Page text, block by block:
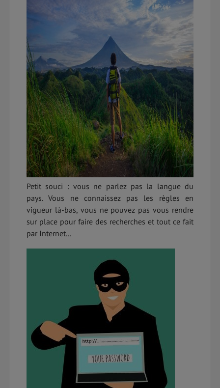
Petit souci : vous ne parlez pas la langue du
pays. Vous ne connaissez pas les règles en
vigueur là-bas, vous ne pouvez pas vous rendre
sur place pour faire des recherches et tout ce fait
par Internet...